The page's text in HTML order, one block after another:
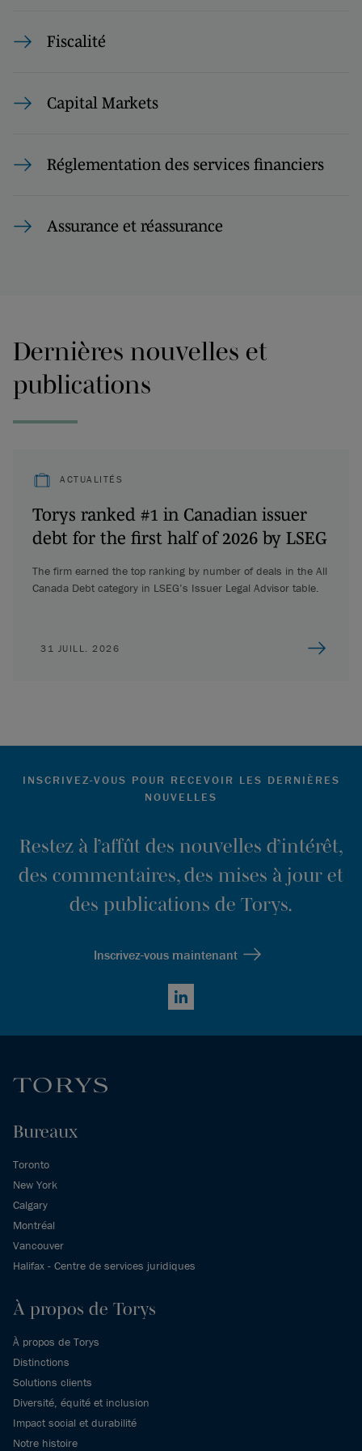
Fiscalité
Capital Markets
Réglementation des services financiers
Assurance et réassurance
Dernières nouvelles et
publications
ACTUALITÉS
Torys ranked #1 in Canadian issuer
debt for the first half of 2026 by LSEG
The firm earned the top ranking by number of deals in the All
Canada Debt category in LSEG’s Issuer Legal Advisor table.
31 JUILL. 2026
INSCRIVEZ-VOUS POUR RECEVOIR LES DERNIÈRES
NOUVELLES
Restez à l’affût des nouvelles d’intérêt,
des commentaires, des mises à jour et
des publications de Torys.
Inscrivez-vous maintenant
LinkedIn
Bureaux
Toronto
New York
Calgary
Montréal
Vancouver
Halifax - Centre de services juridiques
À propos de Torys
À propos de Torys
Distinctions
Solutions clients
Diversité, équité et inclusion
Impact social et durabilité
Notre histoire